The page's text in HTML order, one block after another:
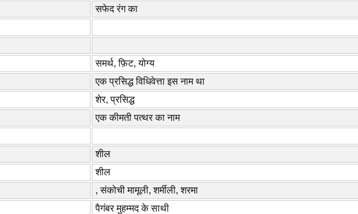
सफेद रंग का
समर्थ, फ़िट, योग्य
एक प्रसिद्ध विधिवेत्ता इस नाम था
शेर, प्रसिद्ध
एक कीमती पत्थर का नाम
शील
शील
, संकोची मामूली, शर्मीली, शरमा
पैगंबर मुहम्मद के साथी